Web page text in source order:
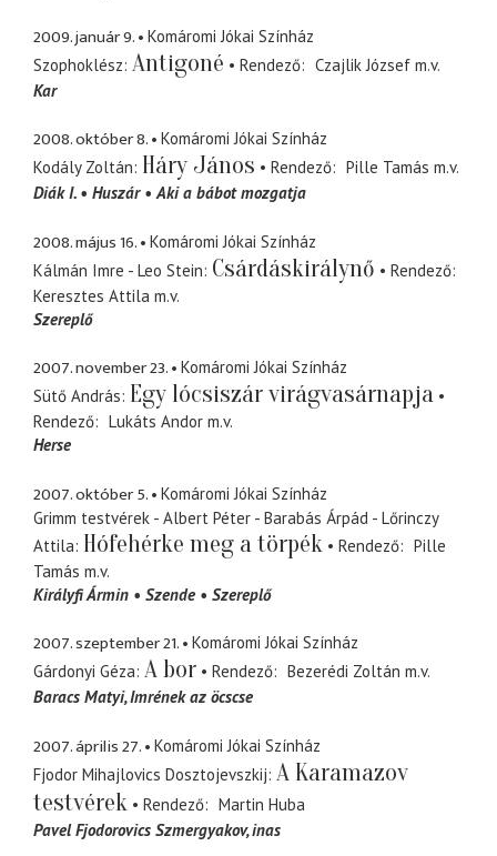
2009. január 9.
Komáromi Jókai Színház
Szophoklész Antigoné Rendező Czajlik József m.v.
Kar
2008. október 8.
Komáromi Jókai Színház
Kodály Zoltán Háry János Rendező Pille Tamás m.v.
Diák I.
Huszár Aki a bábot mozgatja
2008. május 16.
Komáromi Jókai Színház
Kálmán Imre - Leo Stein Csárdáskirálynő
Rendező
Keresztes Attila m.v.
Szereplő
2007. november 23.
Komáromi Jókai Színház
Sütő András Egy lócsiszár virágvasárnapja
Rendező Lukáts Andor m.v.
Herse
2007. október 5.
Komáromi Jókai Színház
Grimm testvérek - Albert Péter - Barabás Árpád - Lőrinczy
Attila Hófehérke meg a törpék Rendező
Pille
Tamás m.v.
Királyfi Ármin
Szende Szereplő
2007. szeptember 21.
Komáromi Jókai Színház
Gárdonyi Géza A bor Rendező Bezerédi Zoltán m.v.
Baracs Matyi Imrének az öcscse
2007. április 27.
Komáromi Jókai Színház
Fjodor Mihajlovics Dosztojevszkij A Karamazov
testvérek
Rendező
Martin Huba
Pavel Fjodorovics Szmergyakov inas